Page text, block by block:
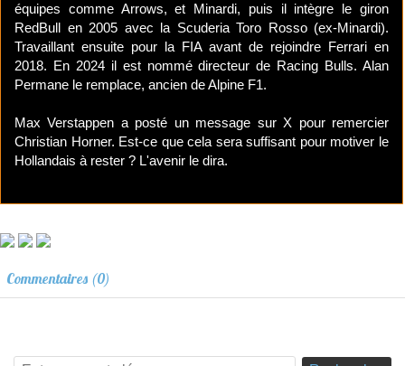
équipes comme Arrows, et Minardi, puis il intègre le giron
RedBull en 2005 avec la Scuderia Toro Rosso (ex-Minardi).
Travaillant ensuite pour la FIA avant de rejoindre Ferrari en
2018. En 2024 il est nommé directeur de Racing Bulls. Alan
Permane le remplace, ancien de Alpine F1.
Max Verstappen a posté un message sur X pour remercier
Christian Horner. Est-ce que cela sera suffisant pour motiver le
Hollandais à rester ? L'avenir le dira.
Commentaires (0)